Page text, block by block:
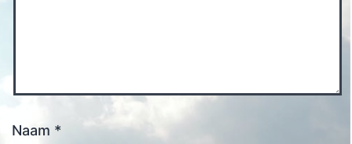
Naam *